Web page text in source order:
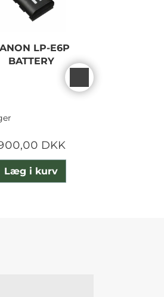
LP-E6P
BATTERY
DKK
Læg i kurv